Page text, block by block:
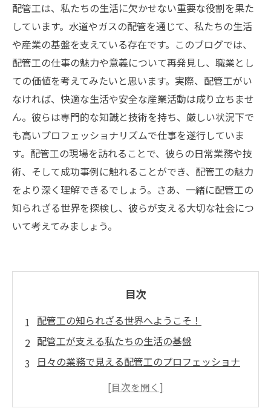
配管工は、私たちの生活に欠かせない重要な役割を果た
しています。水道やガスの配管を通じて、私たちの生活
や産業の基盤を支えている存在です。このブログでは、
配管工の仕事の魅力や意義について再発見し、職業とし
ての価値を考えてみたいと思います。実際、配管工がい
なければ、快適な生活や安全な産業活動は成り立ちませ
ん。彼らは専門的な知識と技術を持ち、厳しい状況下で
も高いプロフェッショナリズムで仕事を遂行していま
す。配管工の現場を訪れることで、彼らの日常業務や技
術、そして成功事例に触れることができ、配管工の魅力
をより深く理解できるでしょう。さあ、一緒に配管工の
知られざる世界を探検し、彼らが支える大切な社会につ
いて考えてみましょう。
目次
配管工の知られざる世界へようこそ！
配管工が支える私たちの生活の基盤
日々の業務で見える配管工のプロフェッショナ